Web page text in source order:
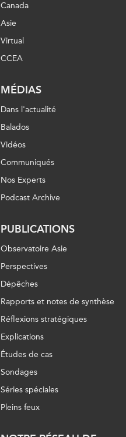
Canada
Asie
Virtual
CCEA
MÉDIAS
Dans l'actualité
Balados
Vidéos
Communiqués
Nos Experts
Podcast Archive
PUBLICATIONS
Observatoire Asie
Perspectives
Dépêches
Rapports et notes de synthèse
Réflexions stratégiques
Explications
Études de cas
Sondages
Séries spéciales
Pleins feux